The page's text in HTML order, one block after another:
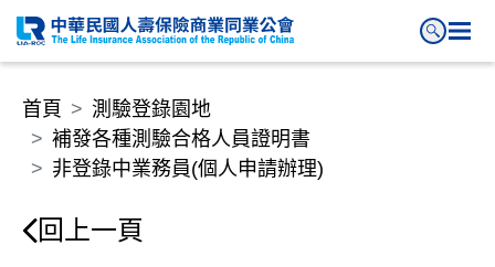
非登錄中業務員(個人申請辦理)
首頁
測驗登錄園地
補發各種測驗合格人員證明書
非登錄中業務員(個人申請辦理)
回上一頁